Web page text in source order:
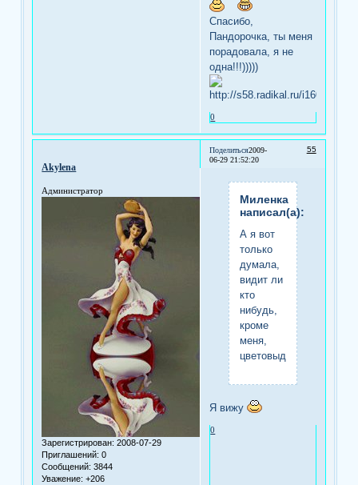
Спасибо,
Пандорочка, ты меня
порадовала, я не
одна!!!)))))
0
Поделиться 55
2009-
06-29 21:52:20
Akylena
Администратор
Зарегистрирован: 2008-07-29
Приглашений: 0
Сообщений: 3844
Уважение: +206
Миленка
написал(а):
А я вот
только
думала,
видит ли
кто
нибудь,
кроме
меня,
цветовыделение?)
Я вижу
0